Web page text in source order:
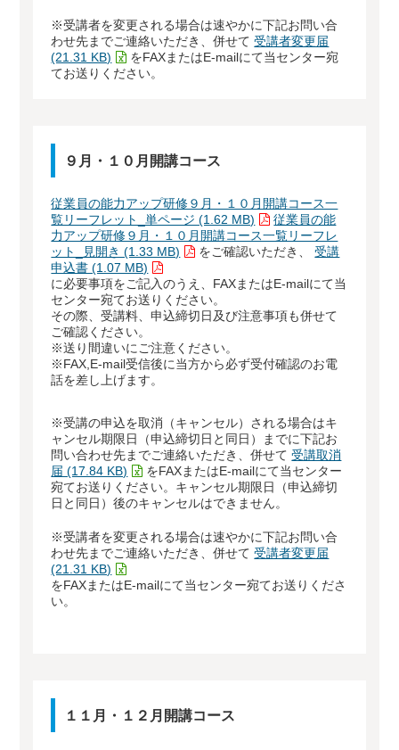
※受講者を変更される場合は速やかに下記お問い合
わせ先までご連絡いただき、併せて 受講者変更届
(21.31 KB)
をFAXまたはE-mailにて当センター宛
てお送りください。
９月・１０月開講コース
従業員の能力アップ研修９月・１０月開講コース一
覧リーフレット_単ページ (1.62 MB)
従業員の能
力アップ研修９月・１０月開講コース一覧リーフレ
ット_見開き (1.33 MB)
をご確認いただき、
受講
申込書 (1.07 MB)
に必要事項をご記入のうえ、FAXまたはE-mailにて当
センター宛てお送りください。
その際、受講料、申込締切日及び注意事項も併せて
ご確認ください。
※送り間違いにご注意ください。
※FAX,E-mail受信後に当方から必ず受付確認のお電
話を差し上げます。
※受講の申込を取消（キャンセル）される場合はキ
ャンセル期限日（申込締切日と同日）までに下記お
問い合わせ先までご連絡いただき、併せて 受講取消
届 (17.84 KB)
をFAXまたはE-mailにて当センター
宛てお送りください。キャンセル期限日（申込締切
日と同日）後のキャンセルはできません。
※受講者を変更される場合は速やかに下記お問い合
わせ先までご連絡いただき、併せて 受講者変更届
(21.31 KB)
をFAXまたはE-mailにて当センター宛てお送りくださ
い。
１１月・１２月開講コース